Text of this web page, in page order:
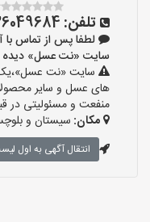
تلفن:
لطفا پس از تماس با
سایت «نت عسل» دیده ام و کد
سایت «نت عسل»،یک
های عسل و سایر
منفعت و مسئولیتی در
مکان: سیستان و
انتقال آگهی به اول